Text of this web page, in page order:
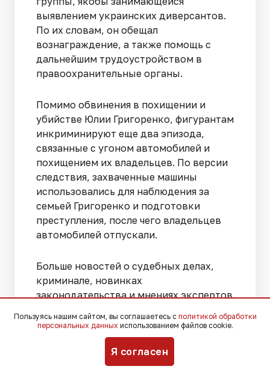
выявлением украинских диверсантов.
По их словам, он обещал
вознаграждение, а также помощь с
дальнейшим трудоустройством в
правоохранительные органы.
Помимо обвинения в похищении и
убийстве Юлии Григоренко, фигурантам
инкриминируют еще два эпизода,
связанные с угоном автомобилей и
похищением их владельцев. По версии
следствия, захваченные машины
использовались для наблюдения за
семьей Григоренко и подготовки
преступления, после чего владельцев
автомобилей отпускали.
Больше новостей о судебных делах,
криминале, новинках
законодательства и мнениях экспертов
Сегодня, 19:53Происшествия
Пользуясь нашим сайтом, вы соглашаетесь с политикой обработки
персональных данных использованием файлов cookie.
Я согласен